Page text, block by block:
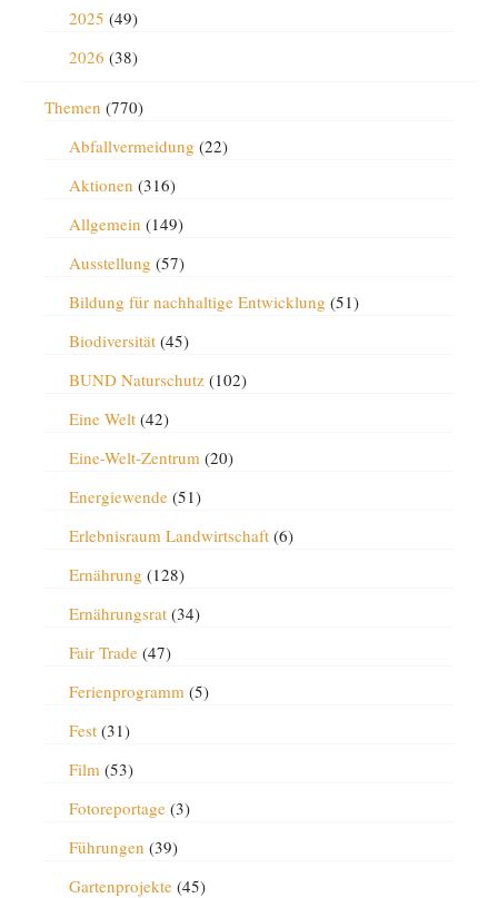
2025 (49)
2026 (38)
Themen (770)
Abfallvermeidung (22)
Aktionen (316)
Allgemein (149)
Ausstellung (57)
Bildung für nachhaltige Entwicklung (51)
Biodiversität(45)
BUND Naturschutz(102)
Eine Welt(42)
Eine-Welt-Zentrum (20)
Energiewende(51)
Erlebnisraum Landwirtschaft(6)
Ernährung (128)
Ernährungsrat(34)
Fair Trade(47)
Ferienprogramm (5)
Fest(31)
Film (53)
Fotoreportage(3)
Führungen (39)
Gartenprojekte(45)